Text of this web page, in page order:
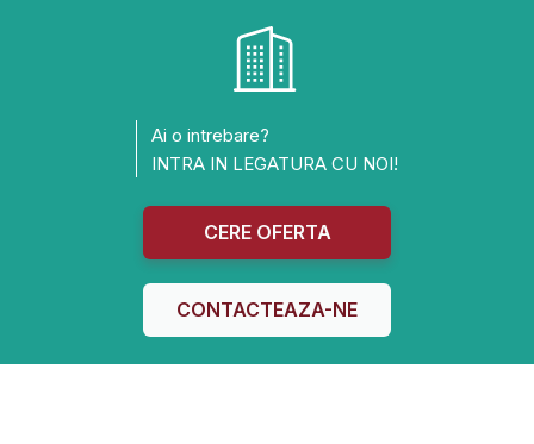
Ai o intrebare?
INTRA IN LEGATURA CU NOI!
CERE OFERTA
CONTACTEAZA-NE